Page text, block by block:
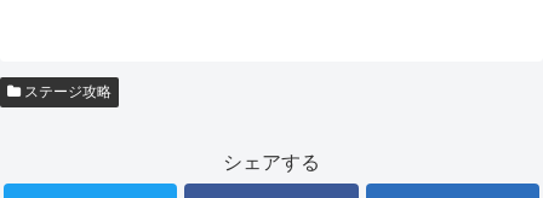
ステージ攻略
シェアする